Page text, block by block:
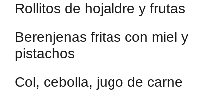
Rollitos de hojaldre y frutas
Berenjenas fritas con miel y
pistachos
Col, cebolla, jugo de carne